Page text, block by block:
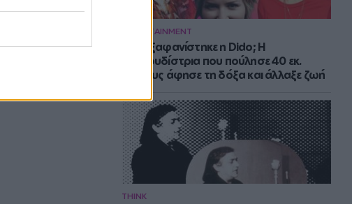
ENTERTAINMENT
Πού εξαφανίστηκε η Dido; Η
τραγουδίστρια που πούλησε 40 εκ.
δίσκους άφησε τη δόξα και άλλαξε ζωή
THINK